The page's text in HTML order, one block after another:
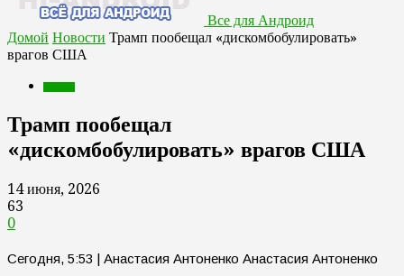
Все для Андроид
Домой Новости Трамп пообещал «дискомбобулировать»
врагов США
Трамп пообещал
«дискомбобулировать» врагов США
14 июня, 2026
63
0
Сегодня, 5:53 | Анастасия Антоненко Анастасия Антоненко